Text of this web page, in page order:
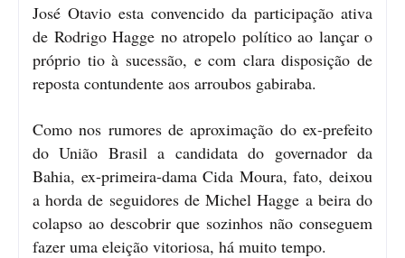
José Otavio esta convencido da participação ativa
de Rodrigo Hagge no atropelo político ao lançar o
próprio tio à sucessão, e com clara disposição de
reposta contundente aos arroubos gabiraba.
Como nos rumores de aproximação do ex-prefeito
do União Brasil a candidata do governador da
Bahia, ex-primeira-dama Cida Moura, fato, deixou
a horda de seguidores de Michel Hagge a beira do
colapso ao descobrir que sozinhos não conseguem
fazer uma eleição vitoriosa, há muito tempo.